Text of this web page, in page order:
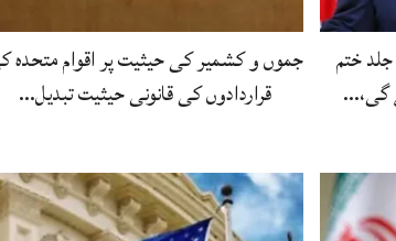
ختم
گی،…
جموں و کشمیر کی حیثیت پر اقوام متحدہ
قراردادوں کی قانونی حیثیت تبدیل…